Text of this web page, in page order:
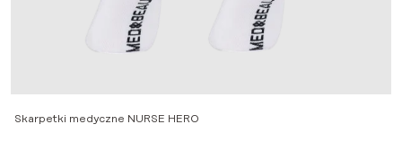
Skarpetki medyczne NURSE HERO